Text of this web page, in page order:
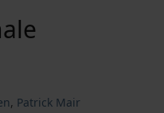
, Patrick Mair